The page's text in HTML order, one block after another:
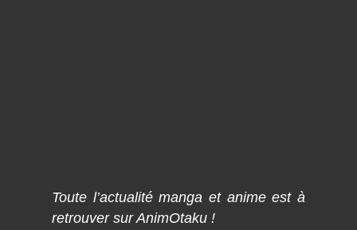
Toute l’actualité manga et anime est à
retrouver sur AnimOtaku !